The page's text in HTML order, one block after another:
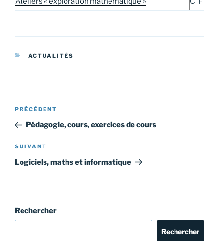
CATÉGORIES
ACTUALITÉS
Navigation
l’article
Article
précédent
PRÉCÉDENT
Pédagogie, cours, exercices de cours
Article
suivant
SUIVANT
Logiciels, maths et informatique
Rechercher
Rechercher